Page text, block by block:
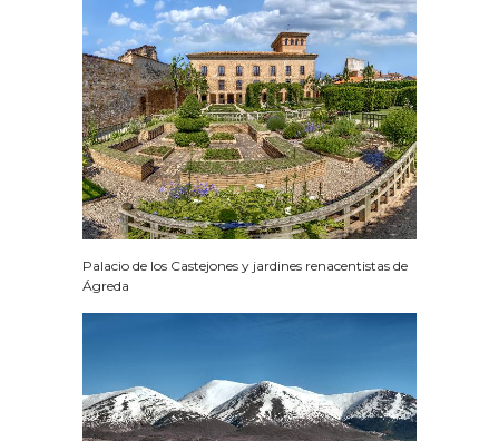
Palacio de los Castejones y jardines renacentistas de
Ágreda